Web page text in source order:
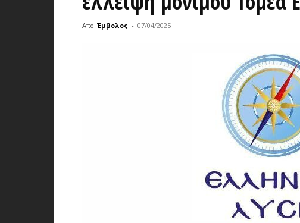
Από Έμβολος - 07/04/2025